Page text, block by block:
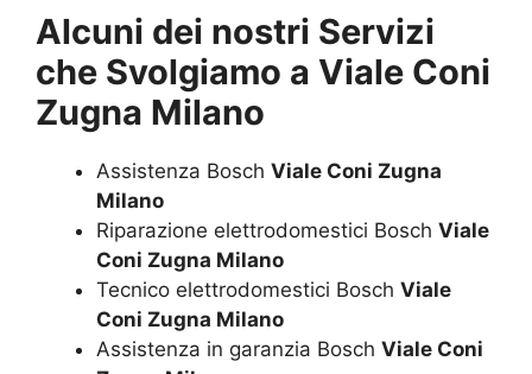
Alcuni dei nostri Servizi
che Svolgiamo a Viale Coni
Zugna Milano
Assistenza Bosch Viale Coni Zugna
Milano
Riparazione elettrodomestici Bosch Viale
Coni Zugna Milano
Tecnico elettrodomestici Bosch Viale
Coni Zugna Milano
Assistenza in garanzia Bosch Viale Coni